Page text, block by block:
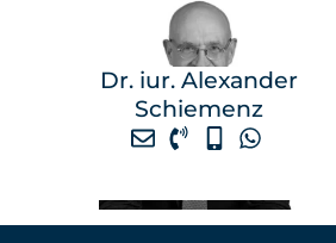
Dr. iur. Alexander
Schiemenz